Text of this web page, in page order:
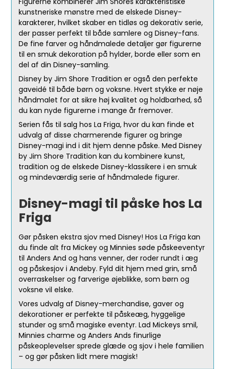
kunstneriske mønstre med de elskede Disney-
karakterer, hvilket skaber en tidløs og dekorativ serie,
der passer perfekt til både samlere og Disney-fans.
De fine farver og håndmalede detaljer gør figurerne
til en smuk dekoration på hylder, borde eller som en
del af din Disney-samling.
Disney by Jim Shore Tradition er også den perfekte
gaveidé til både børn og voksne. Hvert stykke er nøje
håndmalet for at sikre høj kvalitet og holdbarhed, så
du kan nyde figurerne i mange år fremover.
Serien fås til salg hos La Friga, hvor du kan finde et
udvalg af disse charmerende figurer og bringe
Disney-magi ind i dit hjem denne påske. Med Disney
by Jim Shore Tradition kan du kombinere kunst,
tradition og de elskede Disney-klassikere i en smuk
og mindeværdig serie af håndmalede figurer.
Disney-magi til påske hos La
Friga
Gør påsken ekstra sjov med Disney! Hos La Friga kan
du finde alt fra Mickey og Minnies søde påskeeventyr
til Anders And og hans venner, der roder rundt i æg
og påskesjov i Andeby. Fyld dit hjem med grin, små
overraskelser og farverige øjeblikke, som børn og
voksne vil elske.
Vores udvalg af Disney-merchandise, gaver og
dekorationer er perfekte til påskeæg, hyggelige
stunder og små magiske eventyr. Lad Mickeys smil,
Minnies charme og Anders Ands finurlige
påskeoplevelser sprede glæde og sjov i hele familien
– og gør påsken lidt mere magisk!